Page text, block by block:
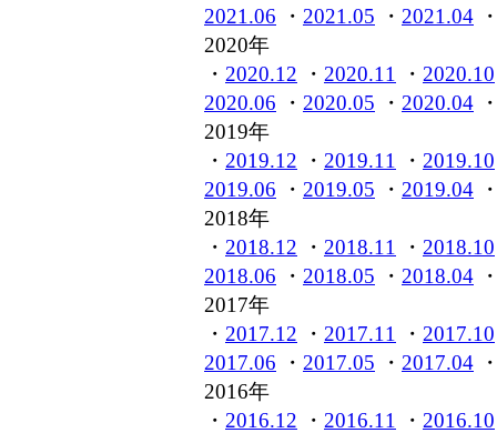
2021.06 ・ 2021.05 ・ 2021.04
2020年
・ 2020.12 ・ 2020.11 ・ 2020.10
2020.06 ・ 2020.05 ・ 2020.04
2019年
・ 2019.12 ・ 2019.11 ・ 2019.10
2019.06 ・ 2019.05 ・ 2019.04
2018年
・ 2018.12 ・ 2018.11 ・ 2018.10
2018.06 ・ 2018.05 ・ 2018.04
2017年
・ 2017.12 ・ 2017.11 ・ 2017.10
2017.06 ・ 2017.05 ・ 2017.04
2016年
・ 2016.12 ・ 2016.11 ・ 2016.10